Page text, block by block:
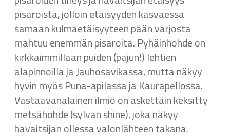
pisaroista, jolloin etäisyyden kasvaessa
samaan kulmaetäisyyteen pään varjosta
mahtuu enemmän pisaroita. Pyhäinhohde on
kirkkaimmillaan puiden (pajun!) lehtien
alapinnoilla ja Jauhosavikassa, mutta näkyy
hyvin myös Puna-apilassa ja Kaurapellossa.
Vastaavanalainen ilmiö on askettäin keksitty
metsähohde (sylvan shine), joka näkyy
havaitsijan ollessa valonlähteen takana.